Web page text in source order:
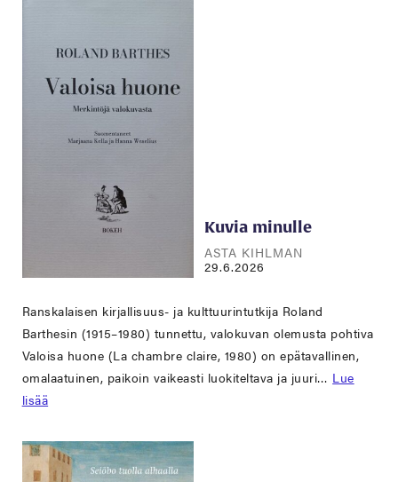
Kuvia minulle
ASTA KIHLMAN
29.6.2026
Ranskalaisen kirjallisuus- ja kulttuurintutkija Roland
Barthesin (1915–1980) tunnettu, valokuvan olemusta pohtiva
Valoisa huone (La chambre claire, 1980) on epätavallinen,
omalaatuinen, paikoin vaikeasti luokiteltava ja juuri… Lue
lisää